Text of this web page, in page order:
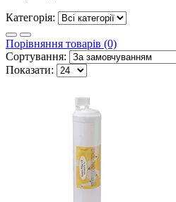
Категорія:
Порівняння товарів (0)
Сортування:
Показати: